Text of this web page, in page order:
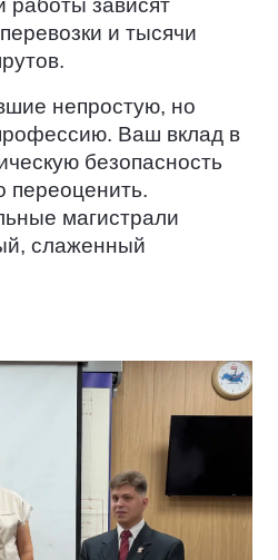
работы зависят
и тысячи
непростую, но
Ваш вклад в
безопасность
переоценить.
магистрали
слаженный